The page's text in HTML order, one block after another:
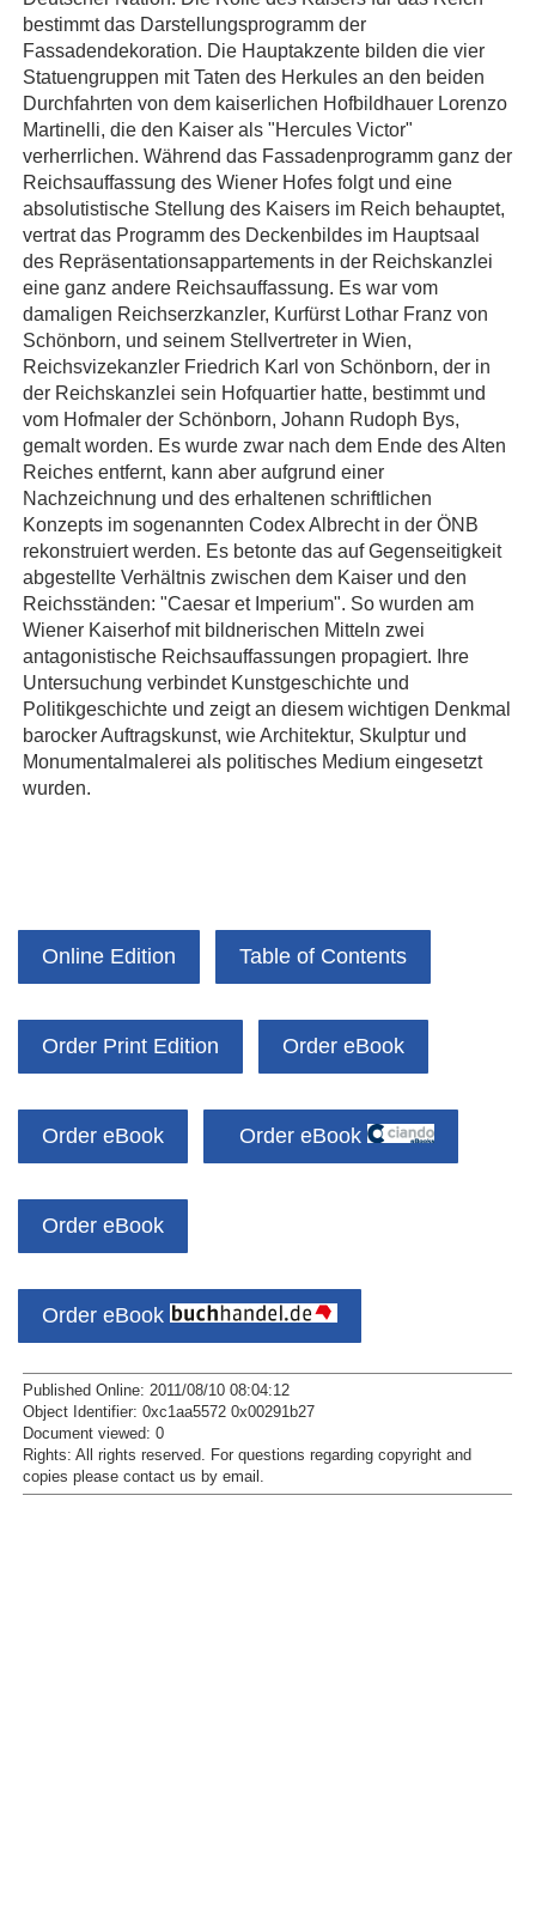
bestimmt das Darstellungsprogramm der
Fassadendekoration. Die Hauptakzente bilden die vier
Statuengruppen mit Taten des Herkules an den beiden
Durchfahrten von dem kaiserlichen Hofbildhauer Lorenzo
Martinelli, die den Kaiser als "Hercules Victor"
verherrlichen. Während das Fassadenprogramm ganz der
Reichsauffassung des Wiener Hofes folgt und eine
absolutistische Stellung des Kaisers im Reich behauptet,
vertrat das Programm des Deckenbildes im Hauptsaal
des Repräsentationsappartements in der Reichskanzlei
eine ganz andere Reichsauffassung. Es war vom
damaligen Reichserzkanzler, Kurfürst Lothar Franz von
Schönborn, und seinem Stellvertreter in Wien,
Reichsvizekanzler Friedrich Karl von Schönborn, der in
der Reichskanzlei sein Hofquartier hatte, bestimmt und
vom Hofmaler der Schönborn, Johann Rudoph Bys,
gemalt worden. Es wurde zwar nach dem Ende des Alten
Reiches entfernt, kann aber aufgrund einer
Nachzeichnung und des erhaltenen schriftlichen
Konzepts im sogenannten Codex Albrecht in der ÖNB
rekonstruiert werden. Es betonte das auf Gegenseitigkeit
abgestellte Verhältnis zwischen dem Kaiser und den
Reichsständen: "Caesar et Imperium". So wurden am
Wiener Kaiserhof mit bildnerischen Mitteln zwei
antagonistische Reichsauffassungen propagiert. Ihre
Untersuchung verbindet Kunstgeschichte und
Politikgeschichte und zeigt an diesem wichtigen Denkmal
barocker Auftragskunst, wie Architektur, Skulptur und
Monumentalmalerei als politisches Medium eingesetzt
wurden.
Online Edition Table of Contents
Order Print Edition Order eBook
Order eBook Order eBook
Order eBook
Order eBook
Published Online: 2011/08/10 08:04:12
Object Identifier: 0xc1aa5572 0x00291b27
Document viewed: 0
Rights: All rights reserved.
For questions regarding copyright and
copies please contact us by email